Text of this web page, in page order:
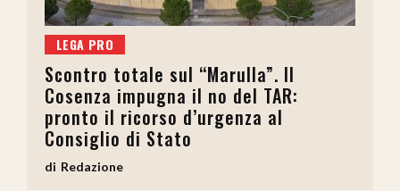
LEGA PRO
Scontro totale sul “Marulla”. Il
Cosenza impugna il no del TAR:
pronto il ricorso d’urgenza al
Consiglio di Stato
Redazione